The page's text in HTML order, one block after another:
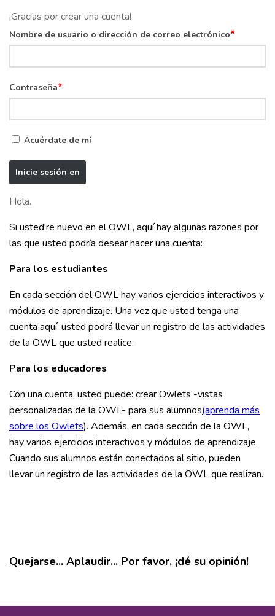
¡Gracias por crear una cuenta!
Nombre de usuario o dirección de correo electrónico*
Contraseña*
Acuérdate de mí
Hola.
Si usted're nuevo en el OWL, aquí hay algunas razones por
las que usted podría desear hacer una cuenta:
Para los estudiantes
En cada sección del OWL hay varios ejercicios interactivos y
módulos de aprendizaje. Una vez que usted tenga una
cuenta aquí, usted podrá llevar un registro de las actividades
de la OWL que usted realice.
Para los educadores
Con una cuenta, usted puede: crear Owlets -vistas
personalizadas de la OWL- para sus alumnos(aprenda más
sobre los Owlets). Además, en cada sección de la OWL,
hay varios ejercicios interactivos y módulos de aprendizaje.
Cuando sus alumnos están conectados al sitio, pueden
llevar un registro de las actividades de la OWL que realizan.
Quejarse... Aplaudir... Por favor, ¡dé su opinión!